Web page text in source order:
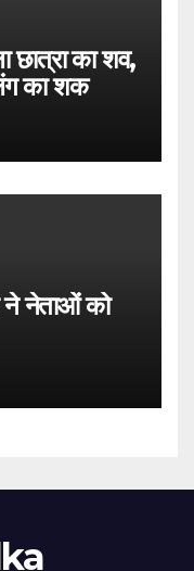
छात्रा का शव,
का शक
ने नेताओं को